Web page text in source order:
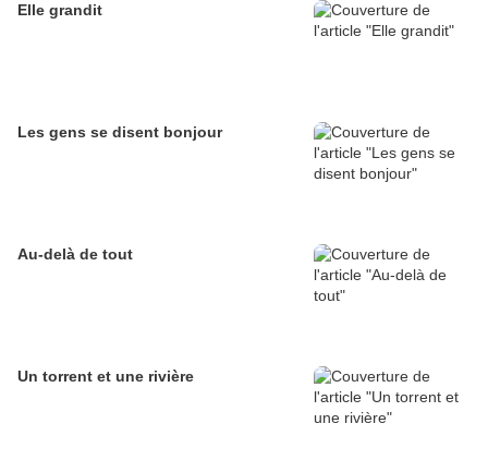
Elle grandit
Les gens se disent bonjour
Au-delà de tout
Un torrent et une rivière